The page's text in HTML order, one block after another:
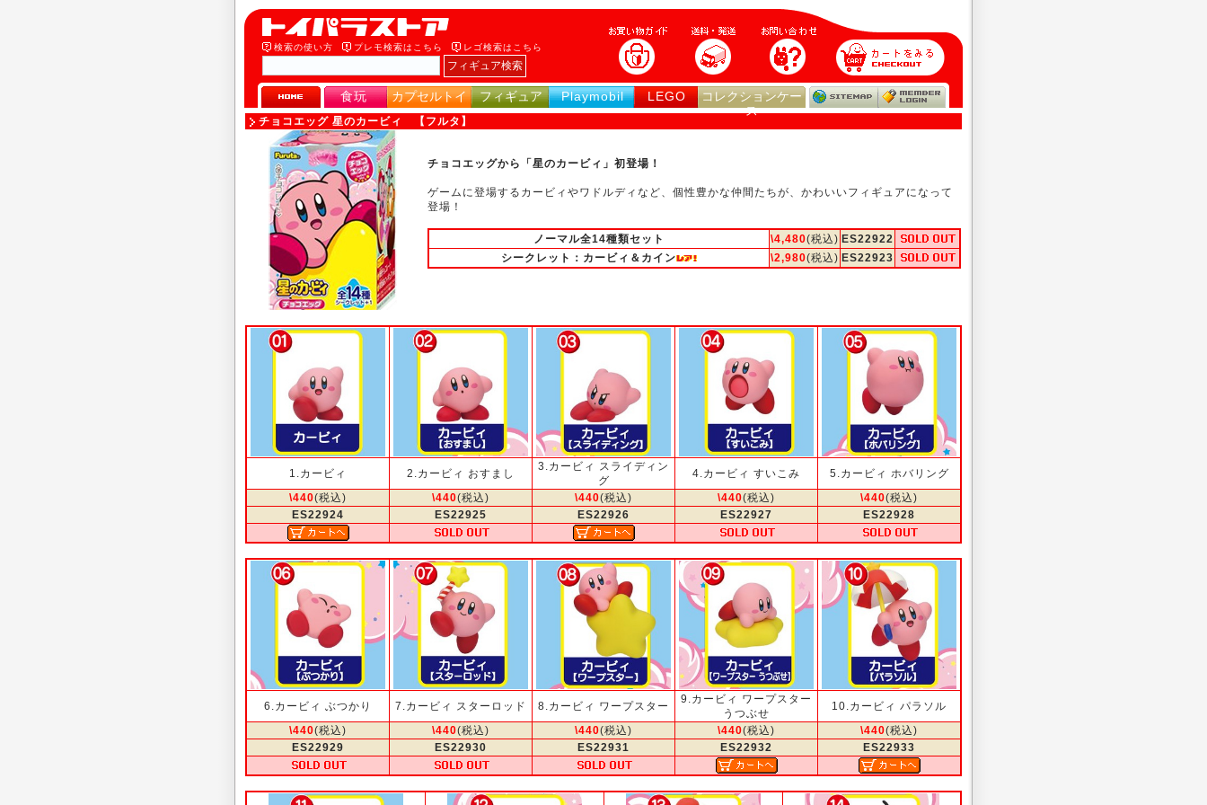
検索の使い方 プレモ検索はこちら レゴ検索はこちら
食玩 カプセルトイ フィギュア Playmobil LEGO
コレクションケー
ス
チョコエッグ 星のカービィ 【フルタ】
チョコエッグから「星のカービィ」初登場！
ゲームに登場するカービィやワドルディなど、個性豊かな仲間たちが、かわいいフィギュアになって
登場！
ノーマル全14種類セット \4,480(税込) ES22922
シークレット：カービィ＆カイン
\2,980(税込) ES22923
1.カービィ 2.カービィ おすまし
3.カービィ スライディン
グ
4.カービィ すいこみ
5.カービィ ホバリング
\440(税込) \440(税込) \440(税込) \440(税込) \440(税込)
ES22924
ES22925 ES22926 ES22927 ES22928
6.カービィ ぶつかり 7.カービィ スターロッド 8.カービィ ワープスター
9.カービィ ワープスター
うつぶせ
10.カービィ パラソル
\440(税込) \440(税込) \440(税込) \440(税込) \440(税込)
ES22929
ES22930 ES22931 ES22932 ES22933